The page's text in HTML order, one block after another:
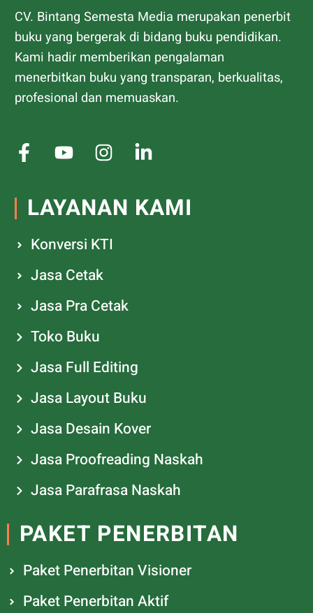
CV. Bintang Semesta Media merupakan penerbit
buku yang bergerak di bidang buku pendidikan.
Kami hadir memberikan pengalaman
menerbitkan buku yang transparan, berkualitas,
profesional dan memuaskan.
LAYANAN KAMI
Konversi KTI
Jasa Cetak
Jasa Pra Cetak
Toko Buku
Jasa Full Editing
Jasa Layout Buku
Jasa Desain Kover
Jasa Proofreading Naskah
Jasa Parafrasa Naskah
PAKET PENERBITAN
Paket Penerbitan Visioner
Paket Penerbitan Aktif